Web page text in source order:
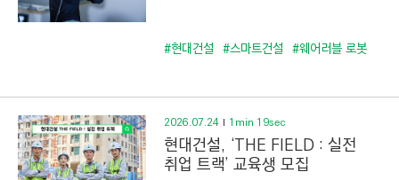
#현대건설 #스마트건설 #웨어러블 로봇
2026.07.24 1min 19sec
현대건설, ‘THE FIELD : 실전
취업 트랙’ 교육생 모집